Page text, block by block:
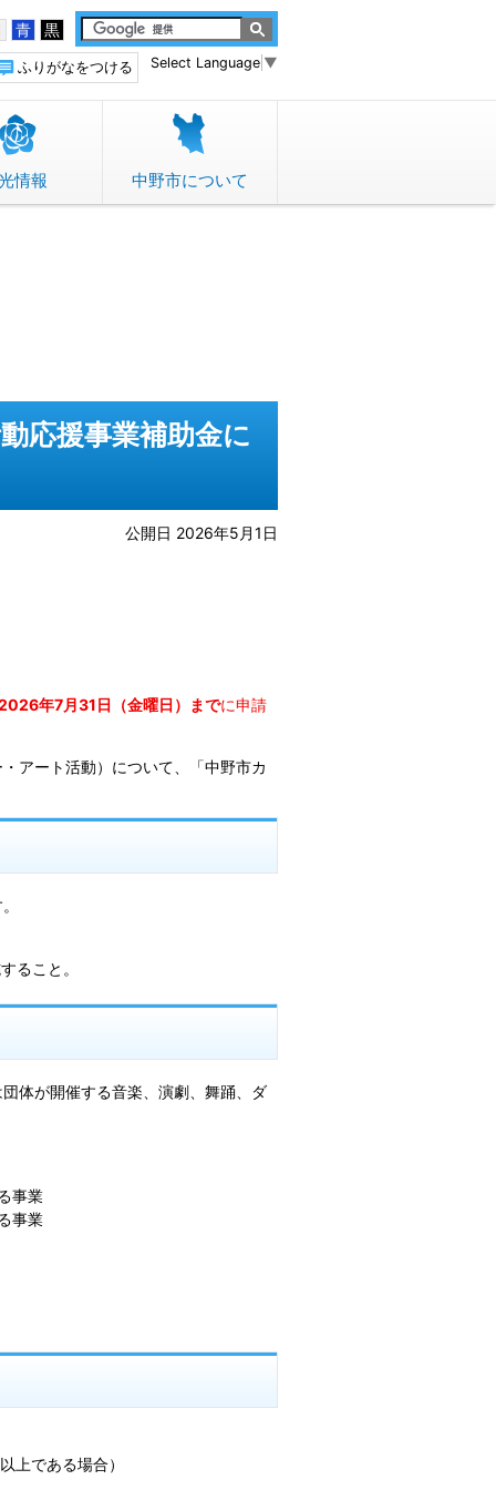
青 黒
Select Language ▼
ふりがなをつける
情報 中野市について
応援事業補助金に
公開日 2026年5月1日
年7月31日（金曜日）までに申請
アート活動）について、「中野市カ
ること。
体が開催する音楽、演劇、舞踊、ダ
事業
事業
上である場合）